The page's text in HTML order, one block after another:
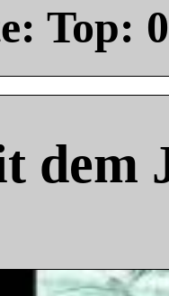
Top: 0
dem